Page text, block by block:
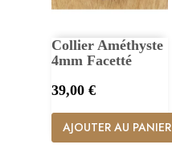
Collier Améthyste
4mm Facetté
Prix
39,00 €
AJOUTER AU PANIER